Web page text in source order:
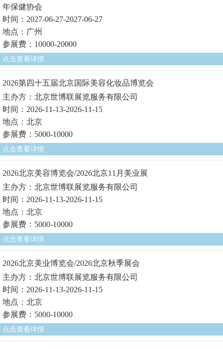
年保健协会
时间：2027-06-27-2027-06-27
地点：广州
参展费：10000-20000
点击查看详情
2026第四十五届北京国际美容化妆品博览会
主办方：北京世博联展览服务有限公司
时间：2026-11-13-2026-11-15
地点：北京
参展费：5000-10000
点击查看详情
2026北京美容博览会/2026北京11月美业展
主办方：北京世博联展览服务有限公司
时间：2026-11-13-2026-11-15
地点：北京
参展费：5000-10000
点击查看详情
2026北京美业博览会/2026北京秋季展会
主办方：北京世博联展览服务有限公司
时间：2026-11-13-2026-11-15
地点：北京
参展费：5000-10000
点击查看详情